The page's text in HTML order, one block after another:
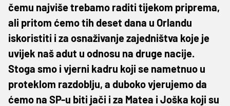
čemu najviše trebamo raditi tijekom priprema,
ali pritom ćemo tih deset dana u Orlandu
iskoristiti i za osnaživanje zajedništva koje je
uvijek naš adut u odnosu na druge nacije.
Stoga smo i vjerni kadru koji se nametnuo u
proteklom razdoblju, a duboko vjerujemo da
ćemo na SP-u biti jači i za Matea i Joška koji su